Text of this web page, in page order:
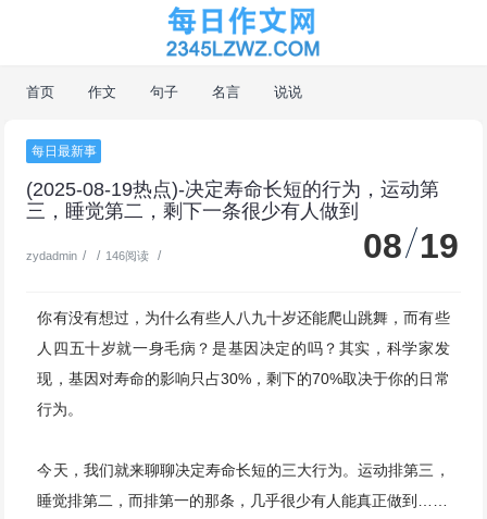
首页 作文 句子 名言 说说
每日最新事
(2025-08-19热点)-决定寿命长短的行为，运动第
三，睡觉第二，剩下一条很少有人做到
zydadmin / / 146阅读 / 08 19
你有没有想过，为什么有些人八九十岁还能爬山跳舞，而有些
人四五十岁就一身毛病？是基因决定的吗？其实，科学家发
现，基因对寿命的影响只占30%，剩下的70%取决于你的日常
行为。
今天，我们就来聊聊决定寿命长短的三大行为。运动排第三，
睡觉排第二，而排第一的那条，几乎很少有人能真正做到……